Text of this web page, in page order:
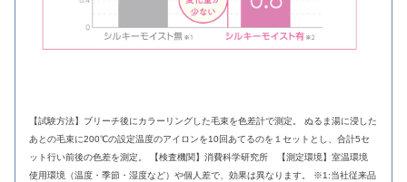
【試験方法】ブリーチ後にカラーリングした毛束を色差計で測定。 ぬるま湯に浸した
あとの毛束に200℃の設定温度のアイロンを10回あてるのを１セットとし、合計5セ
ット行い前後の色差を測定。 【検査機関】消費科学研究所 【測定環境】室温環境
使用環境（温度・季節・湿度など）や個人差で、効果は異なります。 ※1:当社従来品